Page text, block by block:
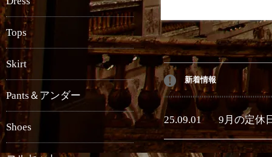
新着情報
25.09.01 9月の定休
Tops
Skirt
Pants＆アンダー
Shoes